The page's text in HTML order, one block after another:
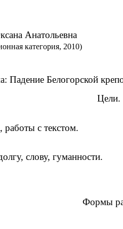
Анатольевна
категория, 2010)
Падение Белогорской
Цели.
работы с текстом.
слову, гуманности.
Формы